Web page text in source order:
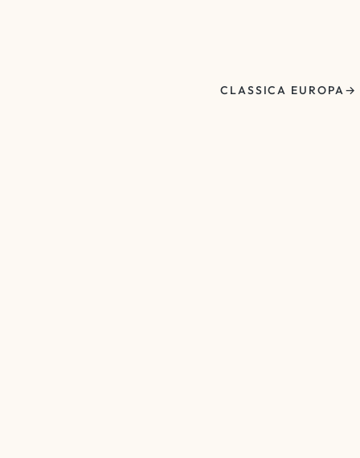
CLASSICA EUROPA